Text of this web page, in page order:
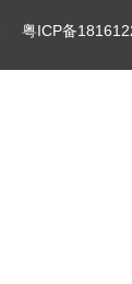
粤ICP备